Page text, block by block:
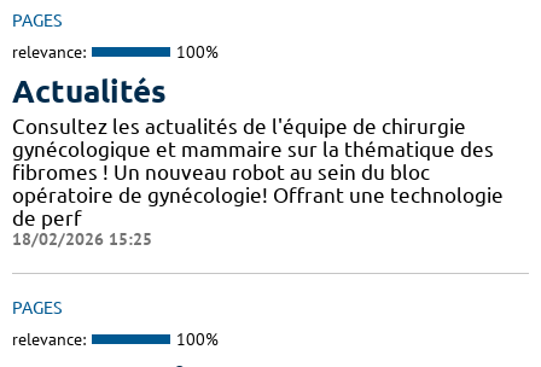
PAGES
relevance: 100%
Actualités
Consultez les actualités de l'équipe de chirurgie
gynécologique et mammaire sur la thématique des
fibromes ! Un nouveau robot au sein du bloc
opératoire de gynécologie! Offrant une technologie
de perf
18/02/2026 15:25
PAGES
relevance: 100%